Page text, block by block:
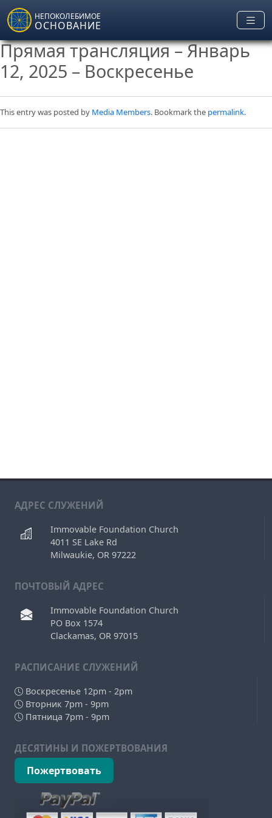
Skip to main content
НЕПОКОЛЕБИМОЕ
ОСНОВАНИЕ
Прямая трансляция – Январь
12, 2025 – Воскресенье
This entry was posted by Media Members. Bookmark the permalink.
АДРЕС СЛУЖЕНИЙ
Immovable Foundation Church
4011 SE Lake Rd
Milwaukie, OR 97222
ПОЧТОВЫЙ АДРЕС
Immovable Foundation Church
PO Box 1574
Clackamas, OR 97015
РAСПИСАНИЕ СЛУЖЕНИЙ
Воскресенье 12pm - 2pm
Вторник 7pm - 9pm
Пятница 7pm - 9pm
ДЕСЯТИНЫ И ПОЖЕРТВОВАНИЯ
Пожертвовать